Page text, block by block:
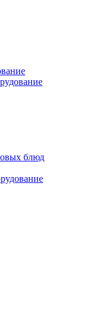
блюд